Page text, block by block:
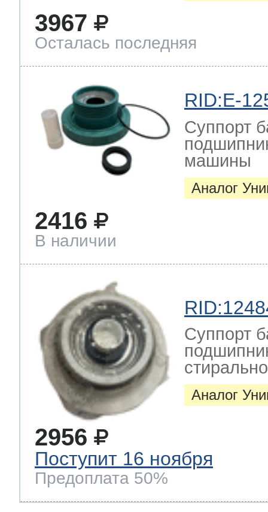
3967
Осталась последняя
RID:E-
Суппорт
машины
Аналог
2416
В наличии
Суппорт
Аналог
2956
Поступит 16 ноября
Предоплата 50%